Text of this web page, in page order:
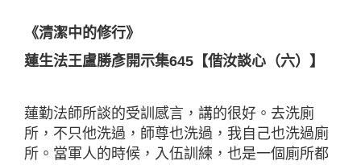
《清潔中的修行》
蓮生法王盧勝彥開示集645【偕汝談心（六）】
蓮勤法師所談的受訓感言，講的很好。去洗廁
所，不只他洗過，師尊也洗過，我自己也洗過廁
所。當軍人的時候，入伍訓練，也是一個廁所都